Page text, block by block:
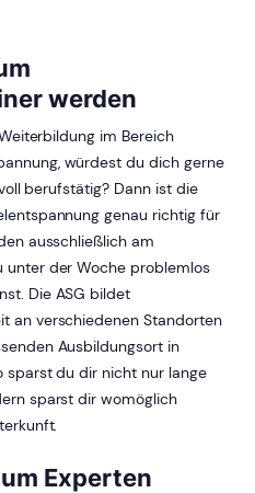
werden
im Bereich
würdest du dich gerne
berufstätig? Dann ist die
genau richtig für
ausschließlich am
der Woche problemlos
Die ASG bildet
an verschiedenen Standorten
Ausbildungsort in
sparst du dir nicht nur lange
sparst dir womöglich
Experten